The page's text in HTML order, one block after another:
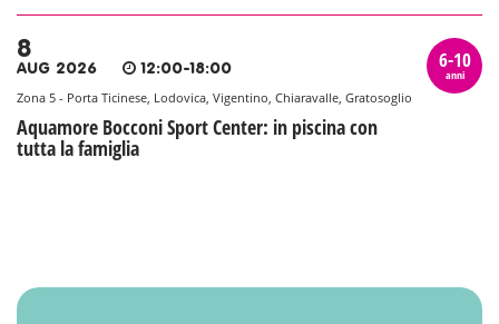
8
AUG 2026 12:00-18:00
Zona 5 - Porta Ticinese, Lodovica, Vigentino, Chiaravalle, Gratosoglio
Aquamore Bocconi Sport Center: in piscina con
tutta la famiglia
6-10
anni